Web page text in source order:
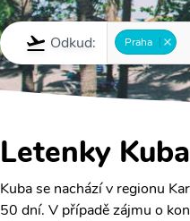
Odkud: Praha
Letenky Kuba
Kuba se nachází v regionu
50 dní. V případě zájmu o